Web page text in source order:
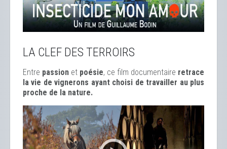
LA CLEF DES TERROIRS
Entre passion et poésie, ce film documentaire retrace
la vie de vignerons ayant choisi de travailler au plus
proche de la nature.